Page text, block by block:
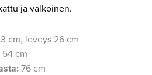
ja valkoinen.
cm, leveys 26 cm
54 cm
76 cm